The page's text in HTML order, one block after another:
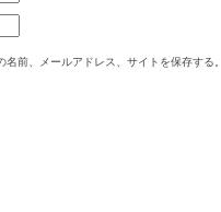
前、メールアドレス、サイトを保存する。